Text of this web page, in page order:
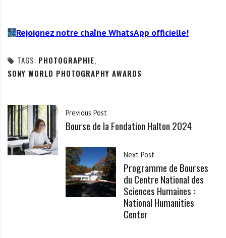
Rejoignez notre chaîne WhatsApp officielle!
TAGS: PHOTOGRAPHIE,
SONY WORLD PHOTOGRAPHY AWARDS
Previous Post
Bourse de la Fondation Halton 2024
Next Post
Programme de Bourses
du Centre National des
Sciences Humaines :
National Humanities
Center